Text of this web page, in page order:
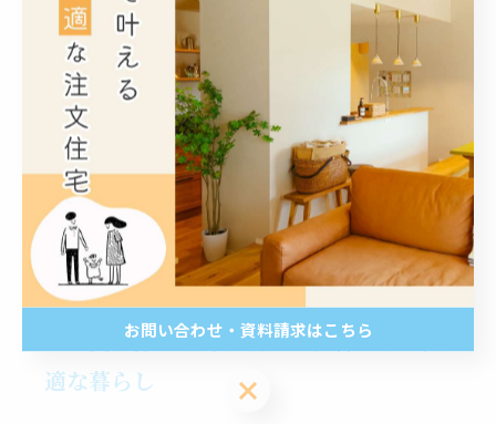
4. WB工法×ZEHで実現する、鹿
児島に最適な次世代住宅
注文住宅を検討する際、快適さ・健康・経済性
をす
べて満たすのは難しいと感じる方も多いかもしれま
せん。しかし、
WB工法 ZEH住宅を組み合わせる
ことで、その理想を鹿児島という地域に最適な形
実現することが可能です。
4-1. 夏は涼しく冬は暖かい、省エネで快
適な暮らしお問い合わせ・資料請求はこちら
お問い合わせ・資料請求はこちら